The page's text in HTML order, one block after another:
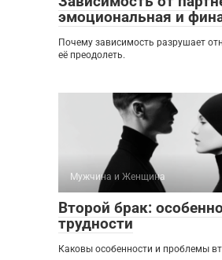
эмоциональная и
Почему зависимость разрушает
её преодолеть.
Мужчина и Женщина
Второй брак:
трудности
Каковы особенности и проблемы